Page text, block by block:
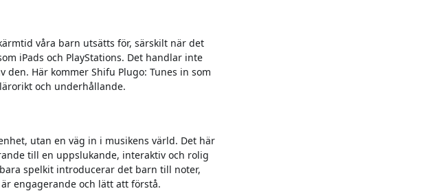
våra barn utsätts för, särskilt när det
iPads och PlayStations. Det handlar inte
Här kommer Shifu Plugo: Tunes in som
och underhållande.
utan en väg in i musikens värld. Det här
till en uppslukande, interaktiv och rolig
spelkit introducerar det barn till noter,
engagerande och lätt att förstå.